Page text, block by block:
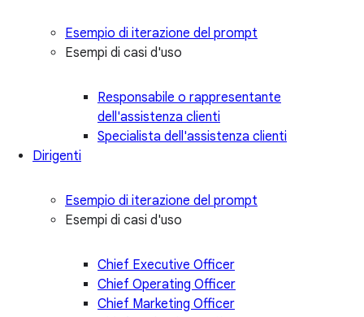
Esempio di iterazione del prompt
Esempi di casi d'uso
Responsabile o rappresentante
dell'assistenza clienti
Specialista dell'assistenza clienti
Dirigenti
Esempio di iterazione del prompt
Esempi di casi d'uso
Chief Executive Officer
Chief Operating Officer
Chief Marketing Officer